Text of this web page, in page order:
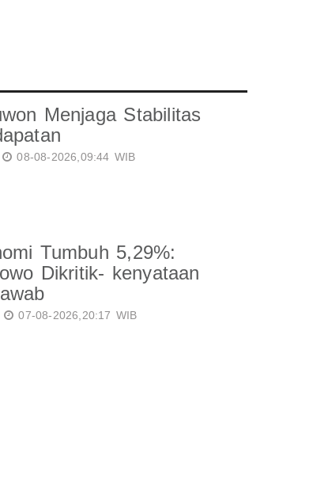
Menjaga Stabilitas
08-08-2026,09:44 WIB
Tumbuh 5,29%:
Dikritik- kenyataan
07-08-2026,20:17 WIB